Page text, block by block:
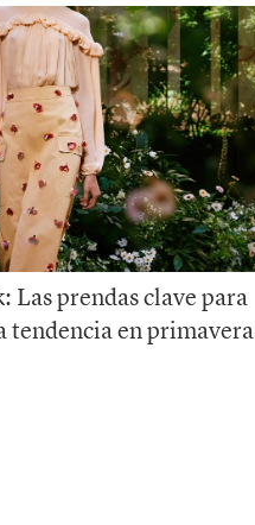
Las prendas clave para
tendencia en primavera